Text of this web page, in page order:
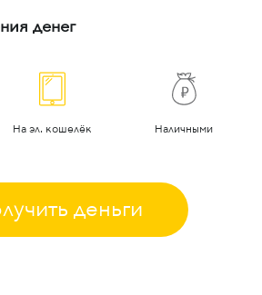
денег
На эл. кошелёк Наличными
деньги